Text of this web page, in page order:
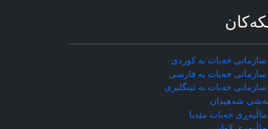
سازمانی خه‌بات به کوردی
سازمانی خه‌بات به فارسی
سازمانی خه‌بات به ئینگلیزی
شه‌هیدان
خه‌بات مێدیا